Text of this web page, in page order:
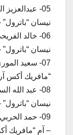
نيسان “باترول” – 7:10.9
نيسان “باترول” – 7:17.9
“مافريك أكس آر أس” (تي
نيسان “باترول” – 7:40.0
– آم “مافريك أكس 3” (تي 3) –